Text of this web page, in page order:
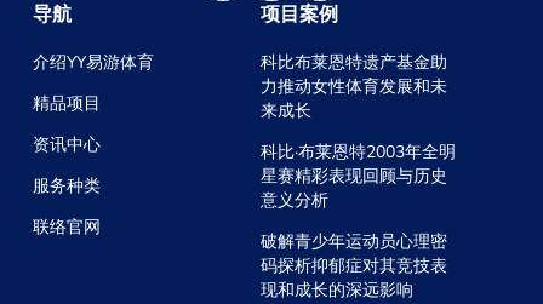
导航
介绍YY易游体育
精品项目
资讯中心
服务种类
联络官网
项目案例
科比布莱恩特遗产基金助
力推动女性体育发展和未
来成长
科比·布莱恩特2003年全明
星赛精彩表现回顾与历史
意义分析
破解青少年运动员心理密
码探析抑郁症对其竞技表
现和成长的深远影响